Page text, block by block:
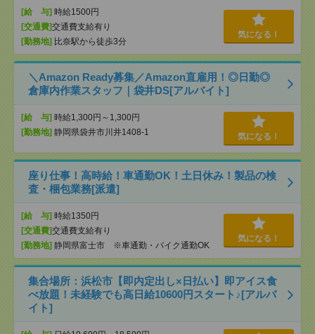
[給 与] 時給1500円
[交通費]交通費支給有り
[勤務地] 比奈駅から徒歩3分
気になる！
＼Amazon Ready募集／Amazon直雇用！◎日勤◎
倉庫内作業スタッフ｜袋井DS[アルバイト]
[給 与] 時給1,300円～1,300円
[勤務地] 静岡県袋井市川井1408-1 気になる！
座り仕事！高時給！車通勤OK！土日休み！製品の検
査・梱包業務[派遣]
[給 与] 時給1350円
[交通費]交通費支給有り
[勤務地] 静岡県富士市 ※車通勤・バイク通勤OK
気になる！
集合場所：浜松市【即内定出し×日払い】即アイス食
べ放題！未経験でも高日給10600円スタート♪[アルバ
イト]